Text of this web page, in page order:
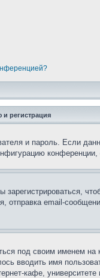
регистрация
и пароль. Если
email-
под своим именем на
вводить имя
кафе,